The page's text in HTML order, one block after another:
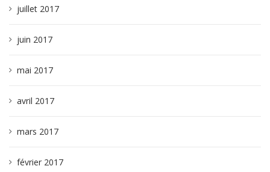
juillet 2017
juin 2017
mai 2017
avril 2017
mars 2017
février 2017